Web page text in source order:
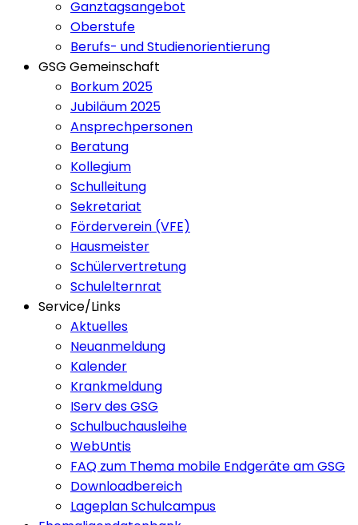
Ganztagsangebot
Oberstufe
Berufs- und Studienorientierung
GSG Gemeinschaft
Borkum 2025
Jubiläum 2025
Ansprechpersonen
Beratung
Kollegium
Schulleitung
Sekretariat
Förderverein (VFE)
Hausmeister
Schülervertretung
Schulelternrat
Service/Links
Aktuelles
Neuanmeldung
Kalender
Krankmeldung
IServ des GSG
Schulbuchausleihe
WebUntis
FAQ zum Thema mobile Endgeräte am GSG
Downloadbereich
Lageplan Schulcampus